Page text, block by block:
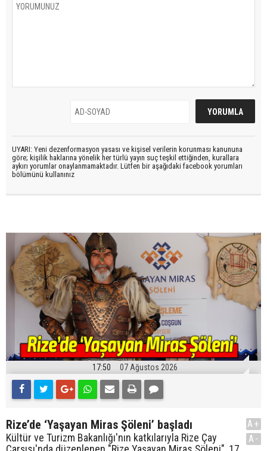
UYARI: Yeni dezenformasyon yasası ve kişisel verilerin korunması kanununa
göre; kişilik haklarına yönelik her türlü yayın suç teşkil ettiğinden, kurallara
aykırı yorumlar onaylanmamaktadır. Lütfen bir aşağıdaki facebook yorumları
bölümünü kullanınız
17:50 07 Ağustos 2026
Rize’de ‘Yaşayan Miras Şöleni’ başladı
Kültür ve Turizm Bakanlığı'nın katkılarıyla Rize Çay
A+
A-